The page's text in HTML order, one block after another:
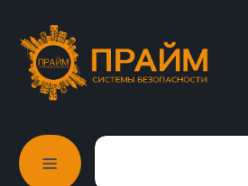
О компании